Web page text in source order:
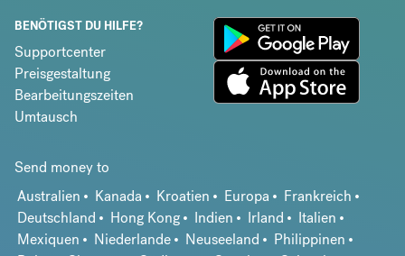
BENÖTIGST DU HILFE?
Supportcenter
Preisgestaltung
Bearbeitungszeiten
Umtausch
Send money to
Australien
Kanada Kroatien Europa
Frankreich
Deutschland
Hong Kong Indien Irland
Italien
Mexiquen
Niederlande Neuseeland
Philippinen